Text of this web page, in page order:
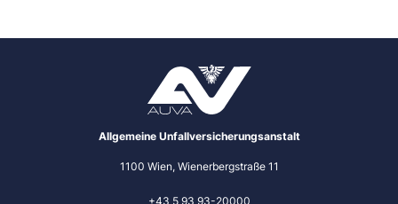
Allgemeine Unfallversicherungsanstalt
1100 Wien, Wienerbergstraße 11
+43 5 93 93-20000